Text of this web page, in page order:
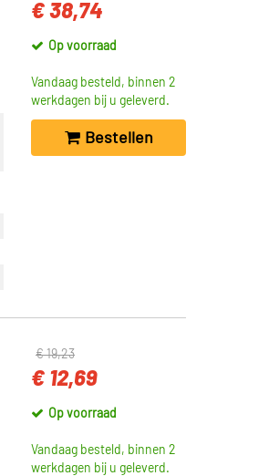
€ 38,74
Op voorraad
Vandaag besteld, binnen 2
werkdagen bij u geleverd.
Bestellen
€ 19,23
€ 12,69
Op voorraad
Vandaag besteld, binnen 2
werkdagen bij u geleverd.